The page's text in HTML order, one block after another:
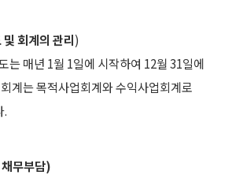
회계의 관리)
는 매년 1월 1일에 시작하여 12월 31일에
계는 목적사업회계와 수익사업회계로
.
무부담)